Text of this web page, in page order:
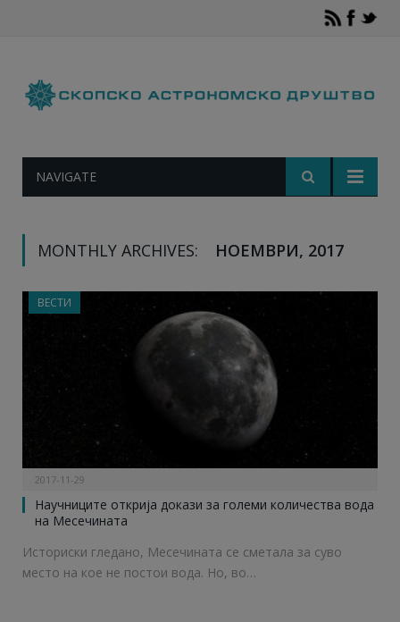
NAVIGATE
MONTHLY ARCHIVES: НОЕМВРИ, 2017
ВЕСТИ
2017-11-29
Научниците открија докази за големи количества вода
на Месечината
Историски гледано, Месечината се сметала за суво
место на кое не постои вода. Но, во…